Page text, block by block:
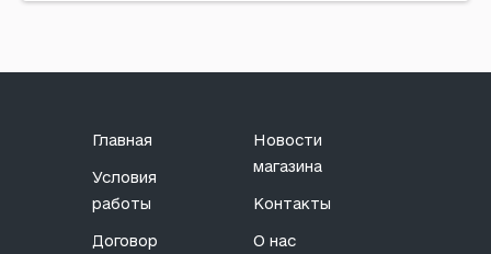
Главная
Условия
работы
Договор
Новости
магазина
Контакты
О нас